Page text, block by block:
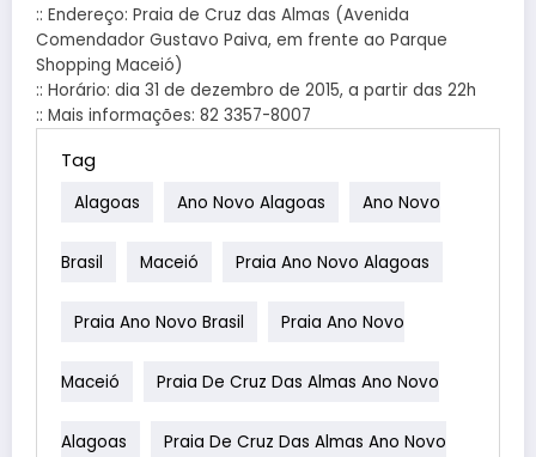
:: Endereço: Praia de Cruz das Almas (Avenida
Comendador Gustavo Paiva, em frente ao Parque
Shopping Maceió)
:: Horário: dia 31 de dezembro de 2015, a partir das 22h
:: Mais informações: 82 3357-8007
Tag
Alagoas Ano Novo Alagoas Ano Novo
Brasil Maceió Praia Ano Novo Alagoas
Praia Ano Novo Brasil Praia Ano Novo
Maceió Praia De Cruz Das Almas Ano Novo
Alagoas Praia De Cruz Das Almas Ano Novo